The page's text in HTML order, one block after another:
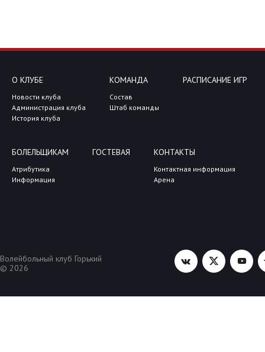
О КЛУБЕ
Новости клуба
Администрация клуба
История клуба
КОМАНДА
Состав
Штаб команды
РАСПИСАНИЕ ИГР
БОЛЕЛЬЩИКАМ
Атрибутика
Информация
ГОСТЕВАЯ КОНТАКТЫ
Контактная информация
Арена
Волейбольный клуб Горький
© 2026